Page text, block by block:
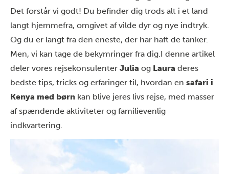
Det forstår vi godt! Du befinder dig trods alt i et land
langt hjemmefra, omgivet af vilde dyr og nye indtryk.
Og du er langt fra den eneste, der har haft de tanker.
Men, vi kan tage de bekymringer fra dig.I denne artikel
deler vores rejsekonsulenter Julia og Laura deres
bedste tips, tricks og erfaringer til, hvordan en safari i
Kenya med børn kan blive jeres livs rejse, med masser
af spændende aktiviteter og familievenlig
indkvartering.